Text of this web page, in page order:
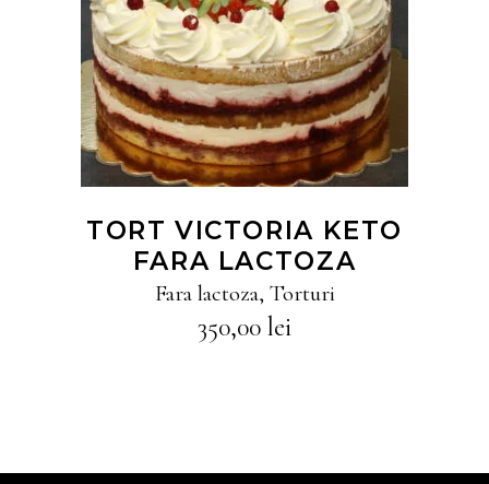
CITEȘTE MAI MULT
TORT VICTORIA KETO
FARA LACTOZA
Fara lactoza, Torturi
350,00 lei